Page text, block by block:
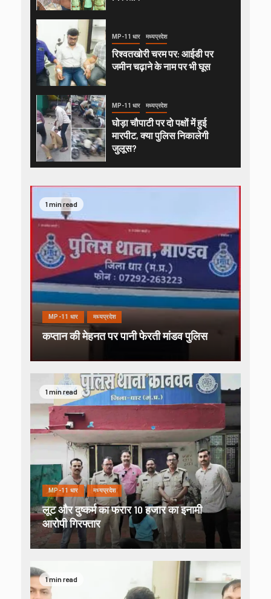
MP-11 धार मध्यप्रदेश
रिश्वतखोरी चरम पर: आईडी पर
जमीन चढ़ाने के नाम पर भी घूस
MP-11 धार मध्यप्रदेश
घोड़ा चौपाटी पर दो पक्षों में हुई
मारपीट, क्या पुलिस निकालेगी
जुलूस?
1 min read
MP-11 धार मध्यप्रदेश
कप्तान की मेहनत पर पानी फेरती मांडव पुलिस
1 min read
MP-11 धार मध्यप्रदेश
लूट और दुष्कर्म का फरार 10 हजार का इनामी
आरोपी गिरफ्तार
1 min read